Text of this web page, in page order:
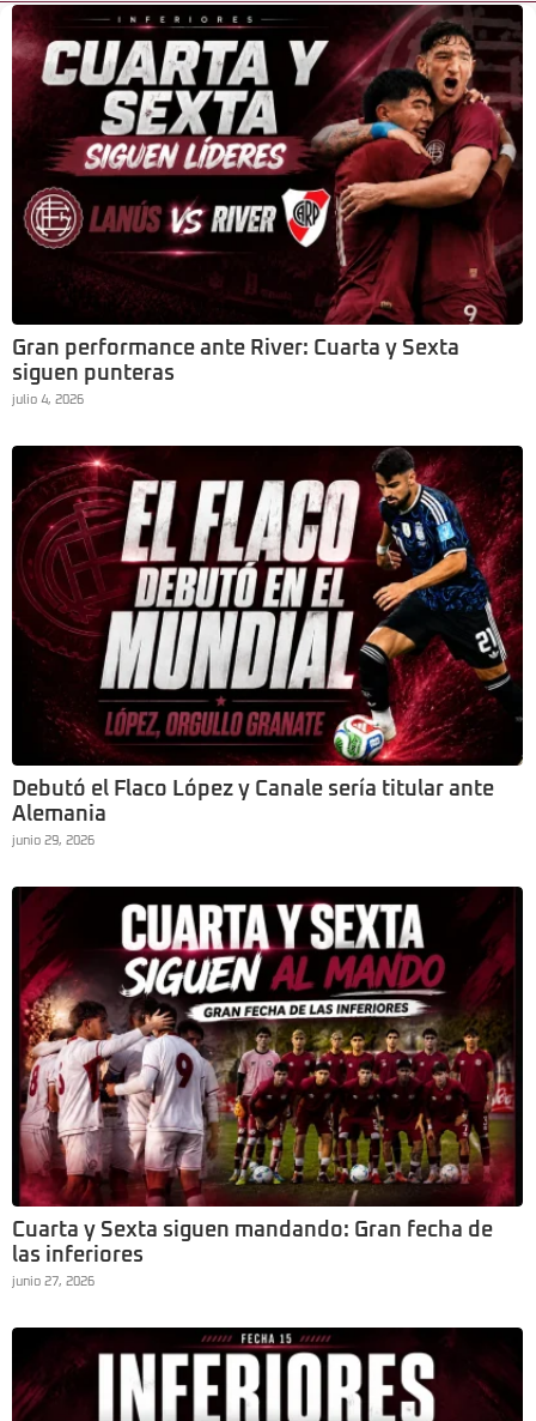
Gran performance ante River: Cuarta y Sexta
siguen punteras
julio 4, 2026
Debutó el Flaco López y Canale sería titular ante
Alemania
junio 29, 2026
Cuarta y Sexta siguen mandando: Gran fecha de
las inferiores
junio 27, 2026